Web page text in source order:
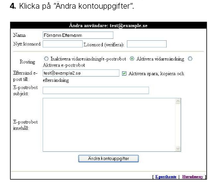
4. Klicka på ”Ändra kontouppgifter”.